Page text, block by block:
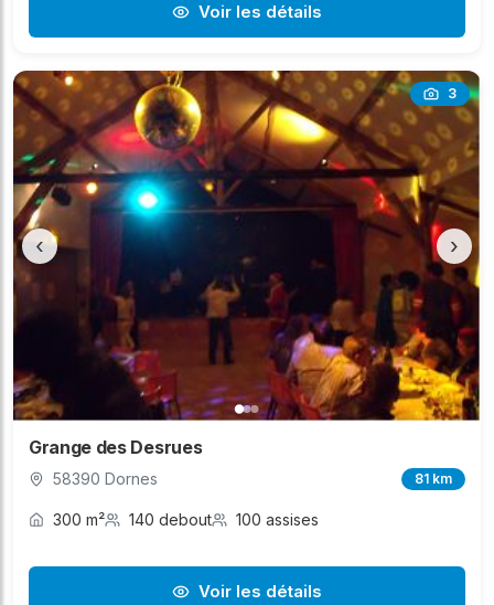
Voir les détails
3
‹ ›
Grange des Desrues
58390 Dornes 81 km
300 m² 140 debout 100 assises
Voir les détails